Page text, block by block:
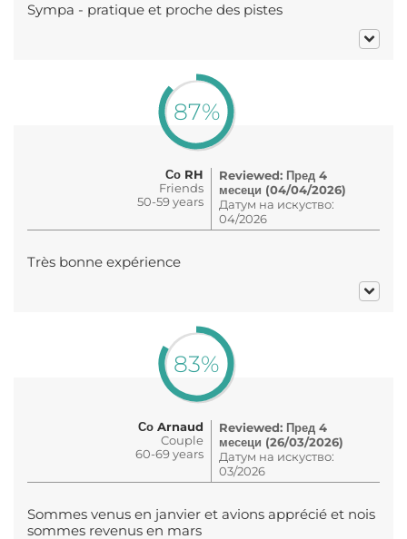
Sympa - pratique et proche des pistes
87%
Со RH
Friends
50-59 years
Reviewed: Пред 4
месеци (04/04/2026)
Датум на искуство:
04/2026
Très bonne expérience
83%
Со Arnaud
Couple
60-69 years
Reviewed: Пред 4
месеци (26/03/2026)
Датум на искуство:
03/2026
Sommes venus en janvier et avions apprécié et nois
sommes revenus en mars